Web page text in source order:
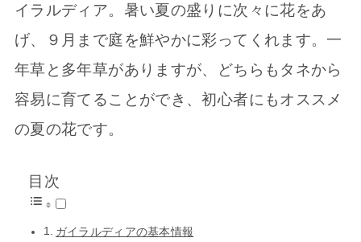
イラルディア。暑い夏の盛りに次々に花をあ
げ、９月まで庭を鮮やかに彩ってくれます。一
年草と多年草がありますが、どちらもタネから
容易に育てることができ、初心者にもオススメ
の夏の花です。
目次
ガイラルディアの基本情報